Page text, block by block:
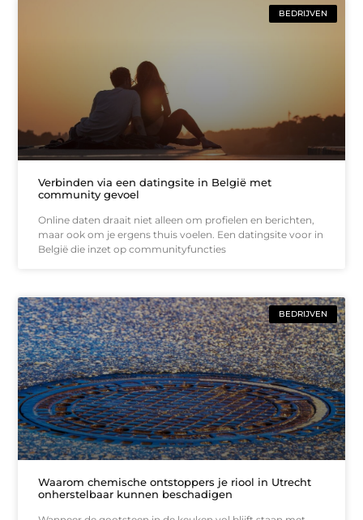
BEDRIJVEN
Verbinden via een datingsite in België met
community gevoel
Online daten draait niet alleen om profielen en berichten,
maar ook om je ergens thuis voelen. Een datingsite voor in
België die inzet op communityfuncties
BEDRIJVEN
Waarom chemische ontstoppers je riool in Utrecht
onherstelbaar kunnen beschadigen